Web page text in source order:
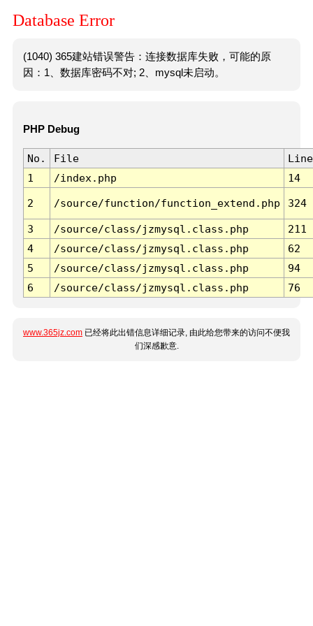
Database Error
(1040) 365建站错误警告：连接数据库失败，可能的原
因：1、数据库密码不对; 2、mysql未启动。
PHP Debug
No. File
Line
1
/index.php 14
2 /source/function/function_extend.php 324
3 /source/class/jzmysql.class.php
211
4
/source/class/jzmysql.class.php
62
5
/source/class/jzmysql.class.php
94
6
/source/class/jzmysql.class.php 76
www.365jz.com 已经将此出错信息详细记录, 由此给您带来的访问不便我
们深感歉意.